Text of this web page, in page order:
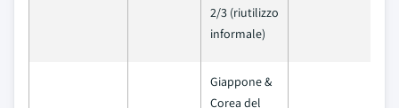
2/3 (riutilizzo
informale)
Giappone &
Corea del